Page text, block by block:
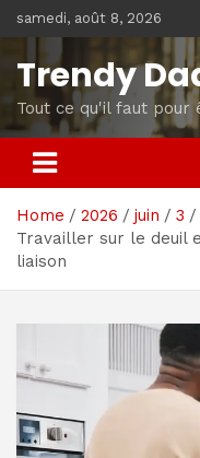
to
content
samedi, août 8, 2026
Trendy
Tout ce qu'il faut
Home 2026 juin
3
Travailler sur le deuil
liaison